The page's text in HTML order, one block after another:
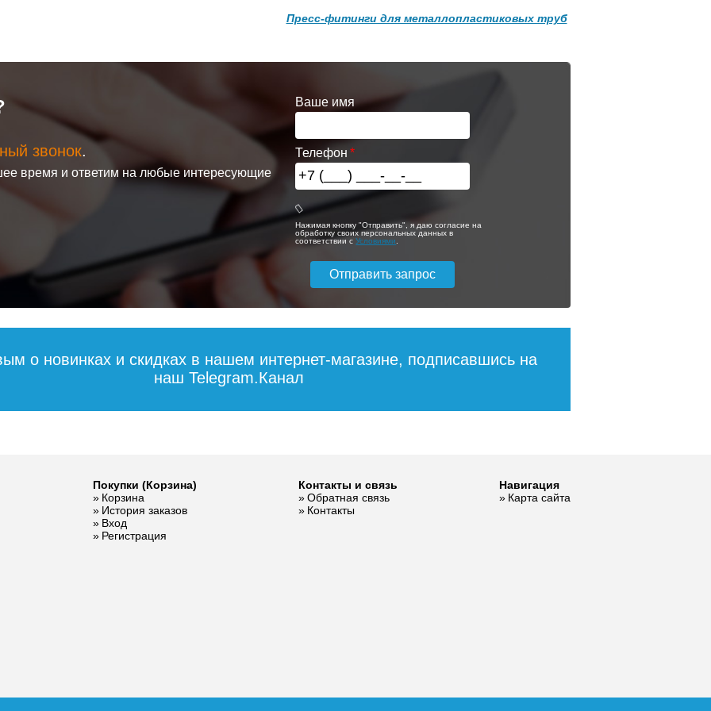
6
436
Пресс-фитинги для металлопластиковых труб
звонок.
время и ответим на любые интересующие
Ваше имя
Телефон
Нажимая кнопку "Отправить", я даю согласие на
обработку своих персональных данных в
соответствии сУсловиями
о новинках и скидках в нашем интернет-магазине, подписавшись на
наш Telegram.Канал
Покупки (Корзина)
Корзина
История заказов
Вход
Регистрация
Контакты и связь
Обратная связь
Контакты
Навигация
Карта сайта